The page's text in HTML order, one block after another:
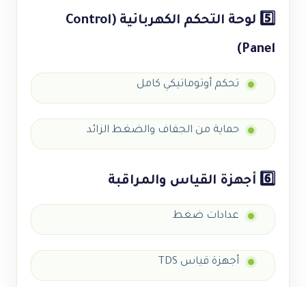
5️⃣ لوحة التحكم الكهربائية (Control
Panel)
تحكم أوتوماتيكي كامل
حماية من الجفاف والضغط الزائد
6️⃣ أجهزة القياس والمراقبة
عدادات ضغط
أجهزة قياس TDS